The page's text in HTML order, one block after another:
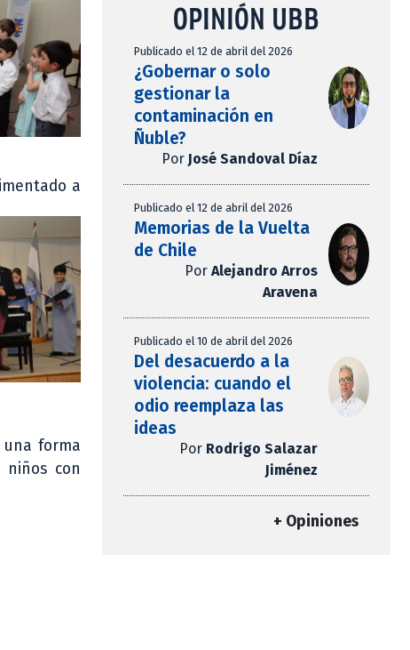
a
forma
con
OPINIÓN UBB
Publicado el 12 de abril del 2026
¿Gobernar o solo
gestionar la
contaminación en
Ñuble?
Por José Sandoval Díaz
Publicado el 12 de abril del 2026
Memorias de la Vuelta
de Chile
Por Alejandro Arros
Aravena
Publicado el 10 de abril del 2026
Del desacuerdo a la
violencia: cuando el
odio reemplaza las
ideas
Por Rodrigo Salazar
Jiménez
+ Opiniones